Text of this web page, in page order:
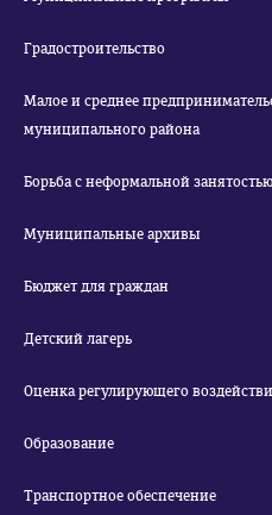
Градостроительство
Малое и среднее
муниципального района
Борьба с неформальной занятостью
Муниципальные архивы
Бюджет для граждан
Детский лагерь
Оценка регулирующего
Образование
Транспортное обеспечение